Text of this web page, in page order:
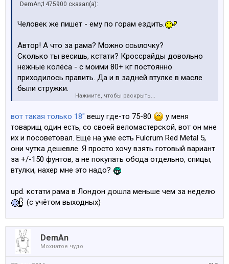
DemAn;1475900 сказал(а):
Человек же пишет - ему по горам ездить.
Автор! А что за рама? Можно ссылочку?
Сколько ты весишь, кстати? Кроссрайды довольно
нежные колёса - с моими 80+ кг постоянно
приходилось править. Да и в задней втулке в масле
были стружки.
Для гор они не самый лучший вариант.
Нажмите, чтобы раскрыть...
вот такая только 18" вешу где-то 75-80
у меня
товарищ один есть, со своей веломастерской, вот он мне
их и посоветовал. Ещё на уме есть Fulcrum Red Metal 5,
они чутка дешевле. Я просто хочу взять готовый вариант
за +/-150 фунтов, а не покупать обода отдельно, спицы,
втулки, нахер мне это надо?
upd. кстати рама в Лондон дошла меньше чем за неделю
(с учётом выходных)
DemAn
Мохнатое чудо